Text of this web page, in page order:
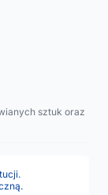
sztuk oraz